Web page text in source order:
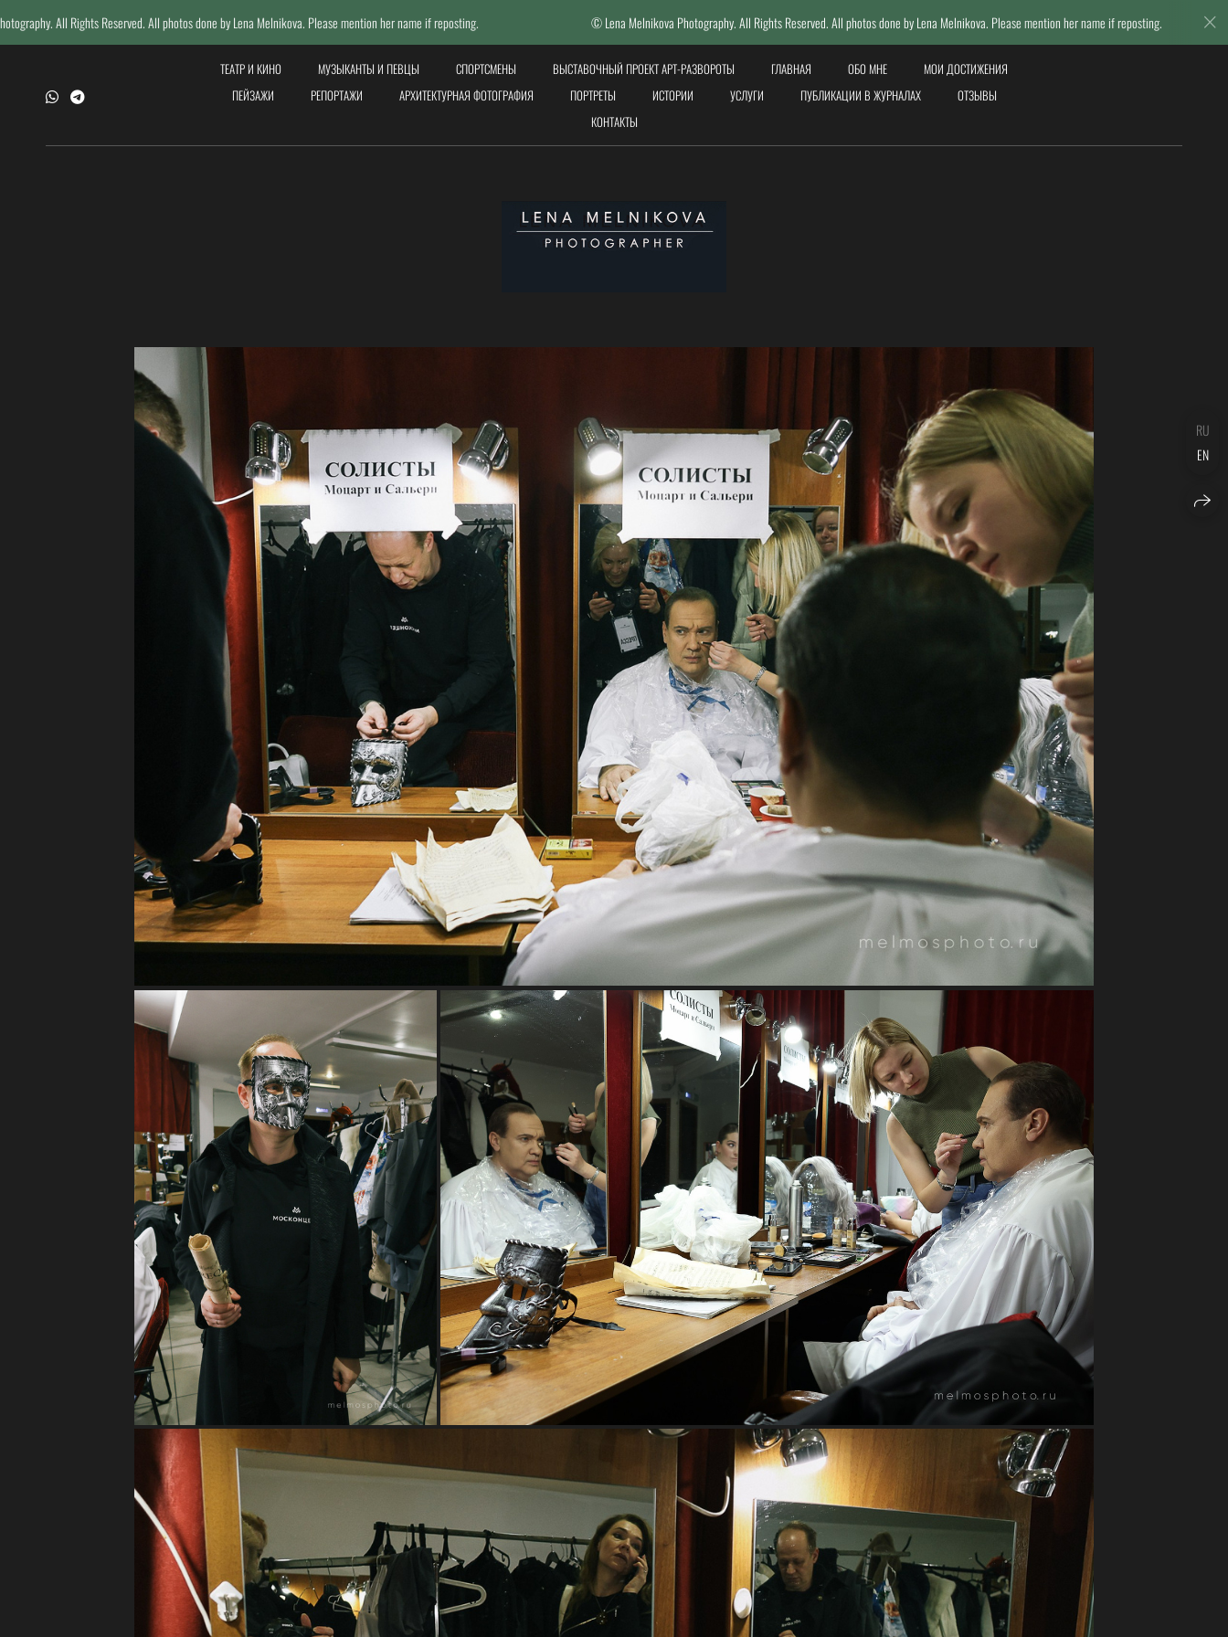
ТЕАТР И КИНО МУЗЫКАНТЫ И ПЕВЦЫ СПОРТСМЕНЫ ВЫСТАВОЧНЫЙ ПРОЕКТ АРТ-РАЗВОРОТЫ ГЛАВНАЯ ОБО МНЕ
МОИ ДОСТИЖЕНИЯ
ПЕЙЗАЖИ
РЕПОРТАЖИ АРХИТЕКТУРНАЯ ФОТОГРАФИЯ ПОРТРЕТЫ ИСТОРИИ УСЛУГИ ПУБЛИКАЦИИ В ЖУРНАЛАХ
ОТЗЫВЫ
КОНТАКТЫ
RU
EN
All photos done by Lena Melnikova. Please mention her name if reposting. © Lena Melnikova Photography. All Rights Reserved. All photos done by Lena Melnikova. Please mention her name if reposting. © Lena